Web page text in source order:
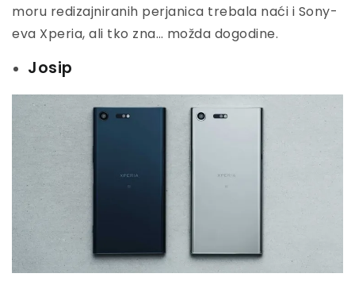
moru redizajniranih perjanica trebala naći i Sony-
eva Xperia, ali tko zna… možda dogodine.
Josip